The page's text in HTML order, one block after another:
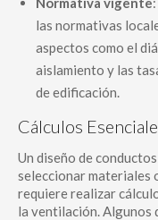
las normativas
aspectos como el
aislamiento y las
de edificación.
Cálculos
Un diseño de
seleccionar materiales
requiere realizar
la ventilación. Algunos